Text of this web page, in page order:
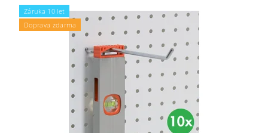
Záruka 10 let
Doprava zdarma